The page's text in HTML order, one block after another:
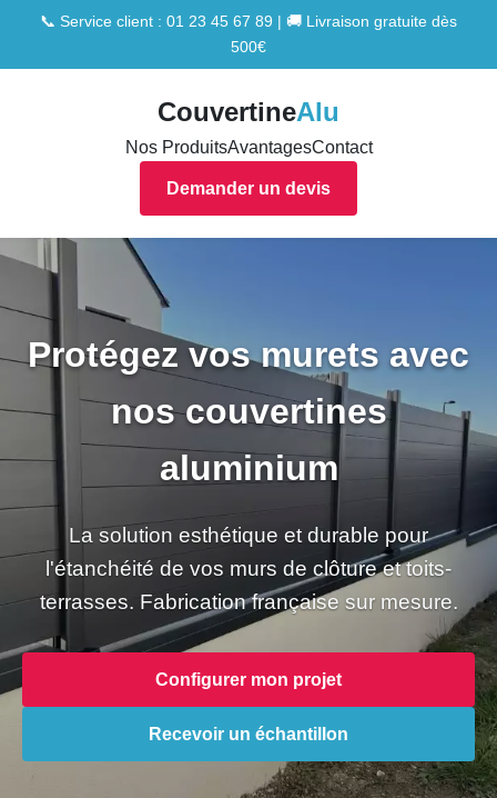
📞 Service client : 01 23 45 67 89 | 🚚 Livraison gratuite dès
500€
CouvertineAlu
Nos ProduitsAvantagesContact
Demander un devis
Protégez vos murets avec
nos couvertines
aluminium
La solution esthétique et durable pour
l'étanchéité de vos murs de clôture et toits-
terrasses. Fabrication française sur mesure.
Configurer mon projet
Recevoir un échantillon